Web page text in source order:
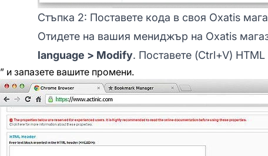
Стъпка 2: Поставете кода в своя Oxatis
Отидете на вашия мениджър на Oxatis
language > Modify. Поставете (Ctrl+V)
” и запазете вашите промени.